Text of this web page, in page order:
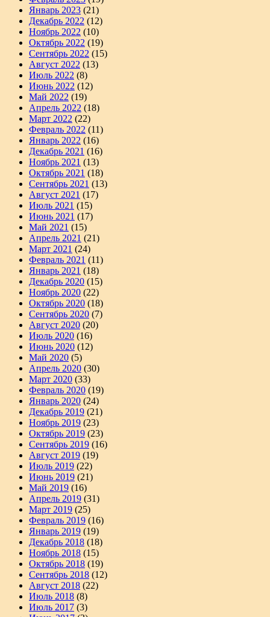
Январь 2023 (21)
Декабрь 2022 (12)
Ноябрь 2022 (10)
Октябрь 2022 (19)
Сентябрь 2022 (15)
Август 2022 (13)
Июль 2022 (8)
Июнь 2022 (12)
Май 2022 (19)
Апрель 2022 (18)
Март 2022 (22)
Февраль 2022 (11)
Январь 2022 (16)
Декабрь 2021 (16)
Ноябрь 2021 (13)
Октябрь 2021 (18)
Сентябрь 2021 (13)
Август 2021 (17)
Июль 2021 (15)
Июнь 2021 (17)
Май 2021 (15)
Апрель 2021 (21)
Март 2021 (24)
Февраль 2021 (11)
Январь 2021 (18)
Декабрь 2020 (15)
Ноябрь 2020 (22)
Октябрь 2020 (18)
Сентябрь 2020 (7)
Август 2020 (20)
Июль 2020 (16)
Июнь 2020 (12)
Май 2020 (5)
Апрель 2020 (30)
Март 2020 (33)
Февраль 2020 (19)
Январь 2020 (24)
Декабрь 2019 (21)
Ноябрь 2019 (23)
Октябрь 2019 (23)
Сентябрь 2019 (16)
Август 2019 (19)
Июль 2019 (22)
Июнь 2019 (21)
Май 2019 (16)
Апрель 2019 (31)
Март 2019 (25)
Февраль 2019 (16)
Январь 2019 (19)
Декабрь 2018 (18)
Ноябрь 2018 (15)
Октябрь 2018 (19)
Сентябрь 2018 (12)
Август 2018 (22)
Июль 2018 (8)
Июль 2017 (3)